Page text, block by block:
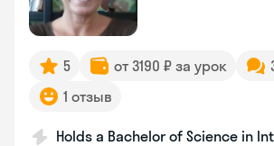
5 от 3190 ₽ за урок
1 отзыв
Holds a Bachelor of Science in